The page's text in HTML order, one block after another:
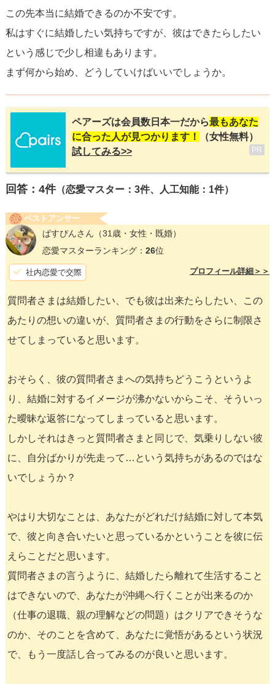
この先本当に結婚できるのか不安です。
私はすぐに結婚したい気持ちですが、彼はできたらしたい
という感じで少し相違もあります。
まず何から始め、どうしていけばいいでしょうか。
ペアーズは会員数日本一だから最もあなた
に合った人が見つかります！
（女性無料）
試してみる>>
PR
回答： 4件（恋愛マスター：3件、人工知能：1件）
ベストアンサー
ぱすぴんさん （31歳・女性・既婚）
恋愛マスターランキング： 26位
社内恋愛で交際 プロフィール詳細＞＞
質問者さまは結婚したい、でも彼は出来たらしたい、この
あたりの想いの違いが、質問者さまの行動をさらに制限さ
せてしまっていると思います。
おそらく、彼の質問者さまへの気持ちどうこうというよ
り、結婚に対するイメージが沸かないからこそ、そういっ
た曖昧な返答になってしまっていると思います。
しかしそれはきっと質問者さまと同じで、気乗りしない彼
に、自分ばかりが先走って…という気持ちがあるのではな
いでしょうか？
やはり大切なことは、あなたがどれだけ結婚に対して本気
で、彼と向き合いたいと思っているかということを彼に伝
えらことだと思います。
質問者さまの言うように、結婚したら離れて生活すること
はできないので、あなたが沖縄へ行くことが出来るのか
（仕事の退職、親の理解などの問題）はクリアできそうな
のか、そのことを含めて、あなたに覚悟があるという状況
で、もう一度話し合ってみるのが良いと思います。